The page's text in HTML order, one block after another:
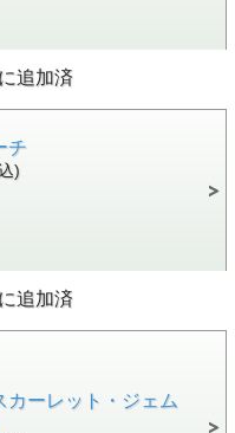
追加済
チ
)
追加済
カーレット・ジェム